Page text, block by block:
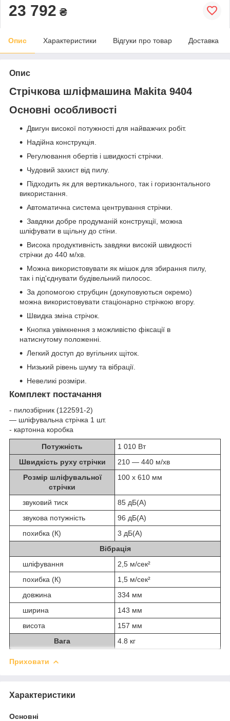
23 792 ₴
Опис Характеристики Відгуки про товар Доставка
Опис
Стрічкова шліфмашина Makita 9404
Основні особливості
Двигун високої потужності для найважчих робіт.
Надійна конструкція.
Регулювання обертів і швидкості стрічки.
Чудовий захист від пилу.
Підходить як для вертикального, так і горизонтального
використання.
Автоматична система центрування стрічки.
Завдяки добре продуманій конструкції, можна
шліфувати в щільну до стіни.
Висока продуктивність завдяки високій швидкості
стрічки до 440 м/хв.
Можна використовувати як мішок для збирання пилу,
так і під'єднувати будівельний пилосос.
За допомогою струбцин (докуповуються окремо)
можна використовувати стаціонарно стрічкою вгору.
Швидка зміна стрічок.
Кнопка увімкнення з можливістю фіксації в
натиснутому положенні.
Легкий доступ до вугільних щіток.
Низький рівень шуму та вібрації.
Невеликі розміри.
Комплект постачання
- пилозбірник (122591-2)
— шліфувальна стрічка 1 шт.
- картонна коробка
Потужність
1 010 Вт
Швидкість руху стрічки
210 — 440 м/хв
Розмір шліфувальної
стрічки
100 x 610 мм
звуковий тиск
85 дБ(А)
звукова потужність
96 дБ(А)
похибка (К)
3 дБ(А)
Вібрація
шліфування
2,5 м/сек²
похибка (К)
1,5 м/сек²
довжина
334 мм
ширина
143 мм
висота
157 мм
Вага
4.8 кг
Приховати
Характеристики
Основні